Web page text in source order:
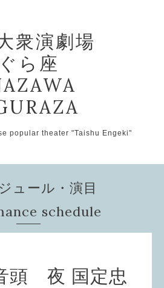
衆演劇場
ら座
popular theater "Taishu Engeki"
ュール・演目
schedule
頭 夜 国定忠